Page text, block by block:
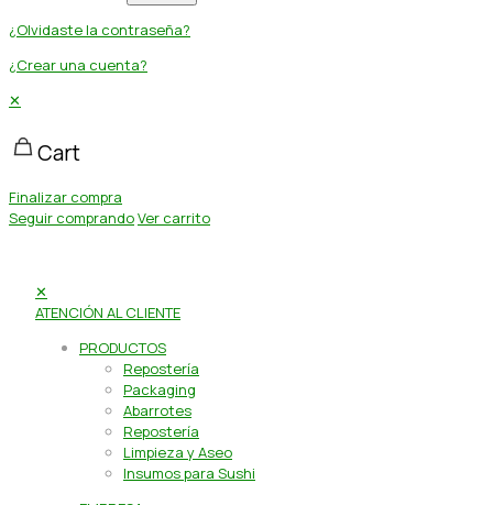
¿Olvidaste la contraseña?
¿Crear una cuenta?
✕
Cart
Finalizar compra
Seguir comprandoVer carrito
✕
ATENCIÓN AL CLIENTE
PRODUCTOS
Repostería
Packaging
Abarrotes
Repostería
Limpieza y Aseo
Insumos para Sushi